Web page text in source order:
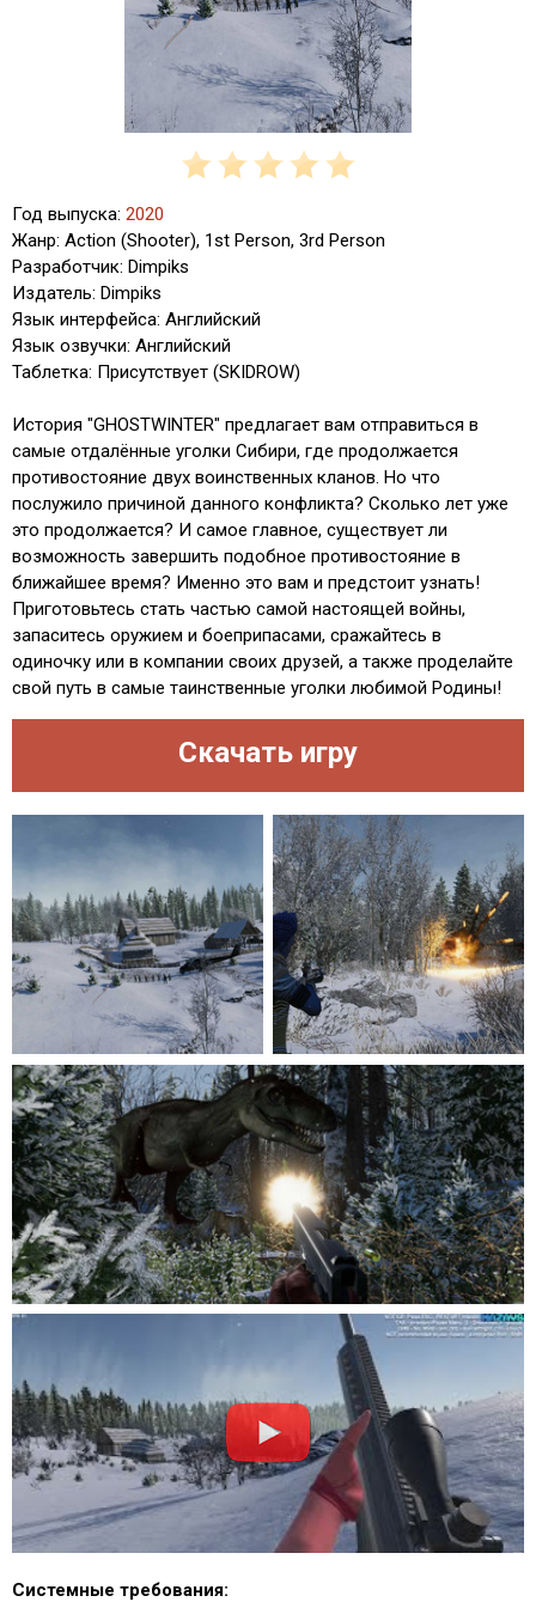
Год выпуска: 2020
Жанр: Action (Shooter), 1st Person, 3rd Person
Разработчик: Dimpiks
Издатель: Dimpiks
Язык интерфейса: Английский
Язык озвучки: Английский
Таблетка: Присутствует (SKIDROW)
История "GHOSTWINTER" предлагает вам отправиться в
самые отдалённые уголки Сибири, где продолжается
противостояние двух воинственных кланов. Но что
послужило причиной данного конфликта? Сколько лет уже
это продолжается? И самое главное, существует ли
возможность завершить подобное противостояние в
ближайшее время? Именно это вам и предстоит узнать!
Приготовьтесь стать частью самой настоящей войны,
запаситесь оружием и боеприпасами, сражайтесь в
одиночку или в компании своих друзей, а также проделайте
свой путь в самые таинственные уголки любимой Родины!
Скачать игру
Системные требования: